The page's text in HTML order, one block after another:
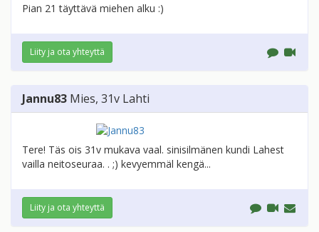
Pian 21 täyttävä miehen alku :)
Liity ja ota yhteyttä
Jannu83 Mies, 31v Lahti
Tere! Täs ois 31v mukava vaal. sinisilmänen kundi Lahest
vailla neitoseuraa. . ;) kevyemmäl kengä...
Liity ja ota yhteyttä